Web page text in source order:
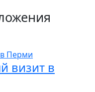
визит в